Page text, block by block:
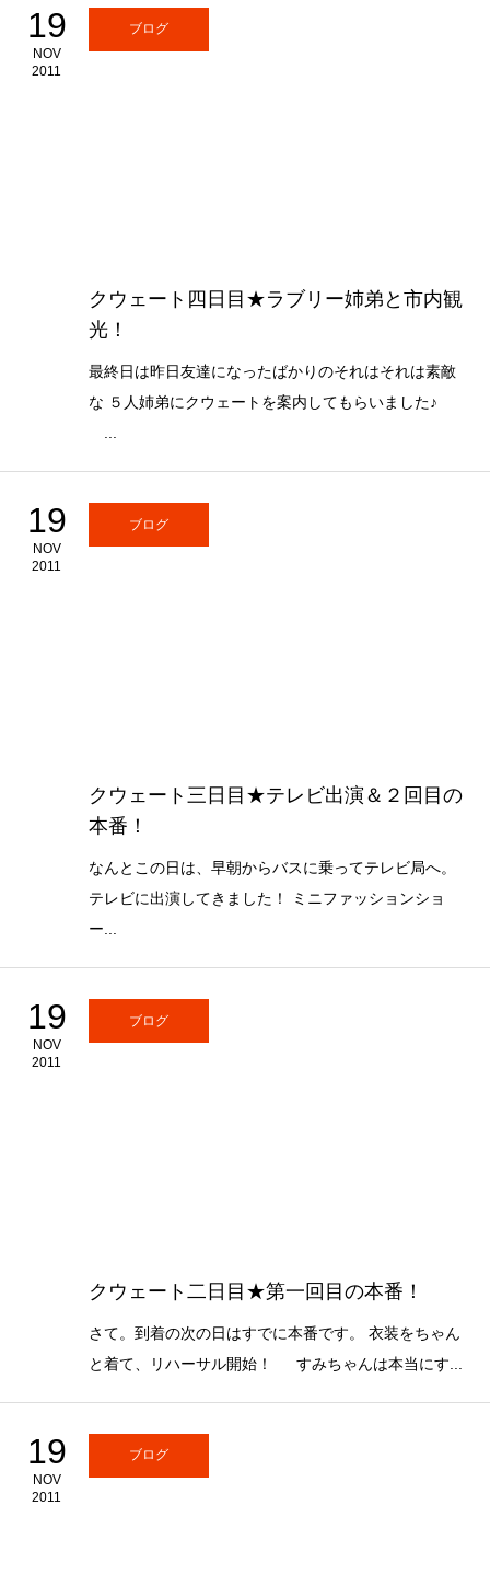
19
NOV
2011
ブログ
クウェート四日目★ラブリー姉弟と市内観
光！
最終日は昨日友達になったばかりのそれはそれは素敵
な ５人姉弟にクウェートを案内してもらいました♪
...
19
NOV
2011
ブログ
クウェート三日目★テレビ出演＆２回目の
本番！
なんとこの日は、早朝からバスに乗ってテレビ局へ。
テレビに出演してきました！ ミニファッションショ
ー...
19
NOV
2011
ブログ
クウェート二日目★第一回目の本番！
さて。到着の次の日はすでに本番です。 衣装をちゃん
と着て、リハーサル開始！ すみちゃんは本当にす...
19
NOV
2011
ブログ